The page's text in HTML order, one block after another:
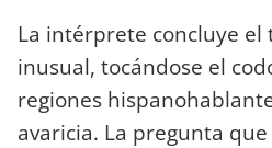
La intérprete concluye el
inusual, tocándose el
regiones
avaricia. La pregunta